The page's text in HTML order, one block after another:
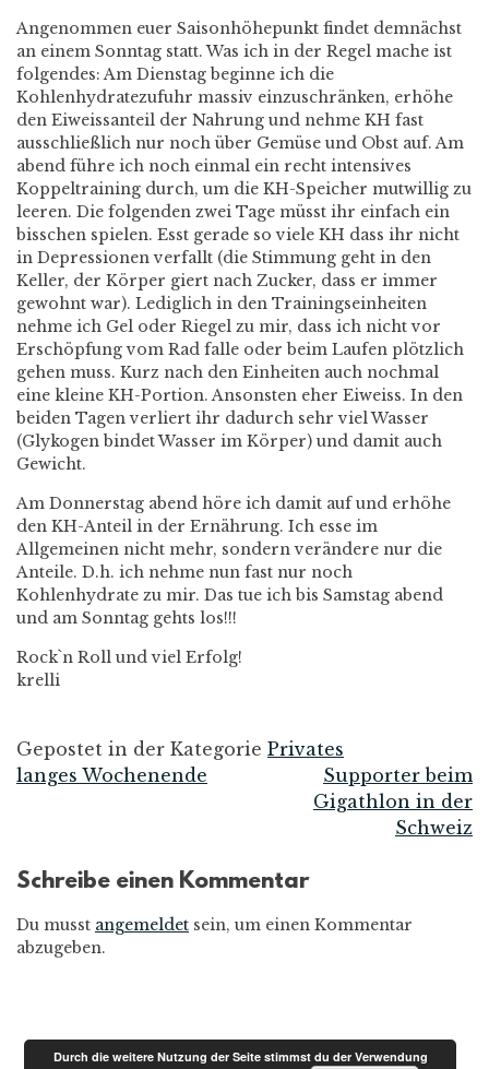
Angenommen euer Saisonhöhepunkt findet demnächst
an einem Sonntag statt. Was ich in der Regel mache ist
folgendes: Am Dienstag beginne ich die
Kohlenhydratezufuhr massiv einzuschränken, erhöhe
den Eiweissanteil der Nahrung und nehme KH fast
ausschließlich nur noch über Gemüse und Obst auf. Am
abend führe ich noch einmal ein recht intensives
Koppeltraining durch, um die KH-Speicher mutwillig zu
leeren. Die folgenden zwei Tage müsst ihr einfach ein
bisschen spielen. Esst gerade so viele KH dass ihr nicht
in Depressionen verfallt (die Stimmung geht in den
Keller, der Körper giert nach Zucker, dass er immer
gewohnt war). Lediglich in den Trainingseinheiten
nehme ich Gel oder Riegel zu mir, dass ich nicht vor
Erschöpfung vom Rad falle oder beim Laufen plötzlich
gehen muss. Kurz nach den Einheiten auch nochmal
eine kleine KH-Portion. Ansonsten eher Eiweiss. In den
beiden Tagen verliert ihr dadurch sehr viel Wasser
(Glykogen bindet Wasser im Körper) und damit auch
Gewicht.
Am Donnerstag abend höre ich damit auf und erhöhe
den KH-Anteil in der Ernährung. Ich esse im
Allgemeinen nicht mehr, sondern verändere nur die
Anteile. D.h. ich nehme nun fast nur noch
Kohlenhydrate zu mir. Das tue ich bis Samstag abend
und am Sonntag gehts los!!!
Rock`n Roll und viel Erfolg!
krelli
Gepostet in der Kategorie Privates
langes Wochenende
Supporter beim
Gigathlon in der
Schweiz
Schreibe einen Kommentar
Du musst angemeldet sein, um einen Kommentar
abzugeben.
Durch die weitere Nutzung der Seite stimmst du der Verwendung